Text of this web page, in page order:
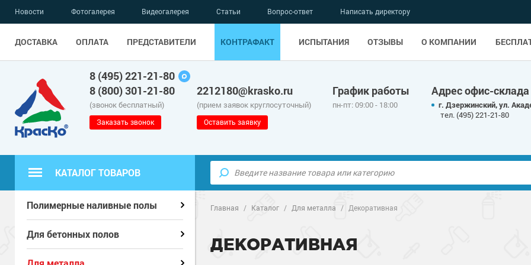
Новости Фотогалерея Видеогалерея Статьи Вопрос-ответ Написать директору
ДОСТАВКА ОПЛАТА ПРЕДСТАВИТЕЛИ КОНТРАФАКТ ИСПЫТАНИЯ ОТЗЫВЫ О КОМПАНИИ
8 (495) 221-21-80
8 (800) 301-21-80
(звонок бесплатный)
Заказать звонок
2212180@krasko.ru
(прием заявок круглосуточный)
Оставить заявку
График работы
пн-пт: 09:00 - 18:00
Адрес офис-
г. Дзержинский, ул.
тел. (495) 221-21-80
КАТАЛОГ ТОВАРОВ
Полимерные наливные полы Полиуретановые полы
Для бетонных полов
Главная / Каталог / Для металла / Декоративная
ДЕКОРАТИВНАЯ
Полимерные наливные полы Полиуретановые полы
Для бетонных полов